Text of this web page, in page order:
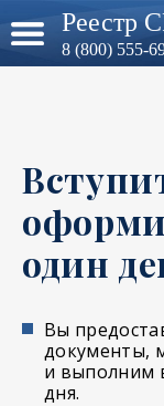
Реестр
8 (800) 555-
один
Вы
документы,
и выполним
дня.